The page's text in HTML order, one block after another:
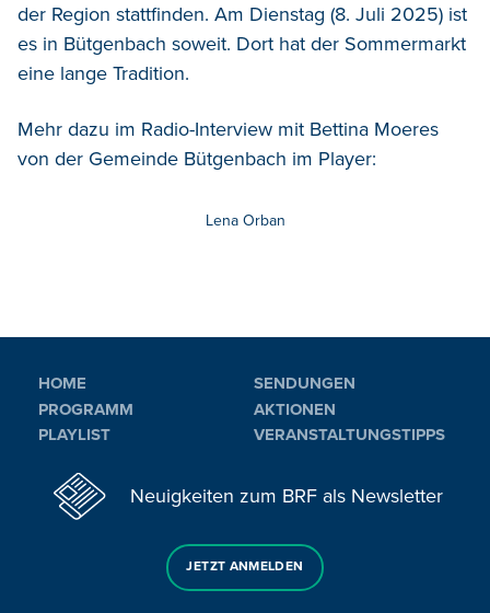
der Region stattfinden. Am Dienstag (8. Juli 2025) ist
es in Bütgenbach soweit. Dort hat der Sommermarkt
eine lange Tradition.
Mehr dazu im Radio-Interview mit Bettina Moeres
von der Gemeinde Bütgenbach im Player:
Lena Orban
HOME
PROGRAMM
PLAYLIST
SENDUNGEN
AKTIONEN
VERANSTALTUNGSTIPPS
Neuigkeiten zum BRF als Newsletter
JETZT ANMELDEN